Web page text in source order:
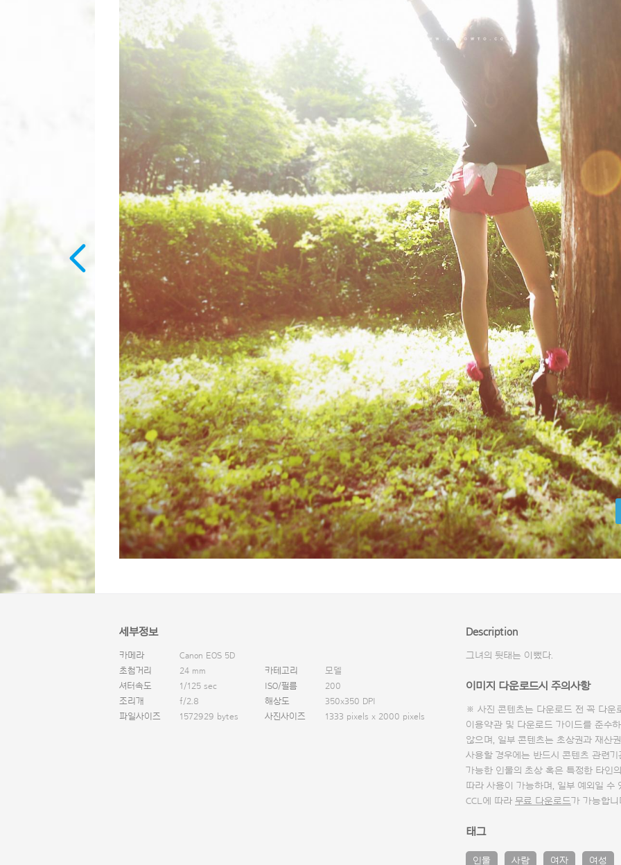
세부정보
카메라
Canon EOS 5D
초첨거리
24 mm 카테고리
모델
셔터속도
1/125 sec ISO/필름
200
조리개
f/2.8 해상도
350x350 DPI
파일사이즈
1572929 bytes 사진사이즈 1333 pixels x 2000 pixels
Description
그녀의 뒷태는 이뻤다.
이미지 다운로드시 주의사항
※ 사진 콘텐츠는 다운로드 전 꼭 다운
이용약관 및 다운로드 가이드를 준수
않으며, 일부 콘텐츠는 초상권과 재산
사용할 경우에는 반드시 콘텐츠 관련
가능한 인물의 초상 혹은 특정한 타인
따라 사용이 가능하며, 일부 예외일
CCL에 따라 무료 다운로드 가 가능합니
태그
인물 사람 여자 여성